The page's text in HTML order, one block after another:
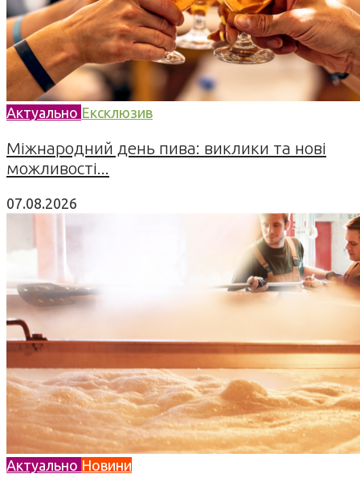
Актуально Ексклюзив
Міжнародний день пива: виклики та нові
можливості...
07.08.2026
Актуально Новини